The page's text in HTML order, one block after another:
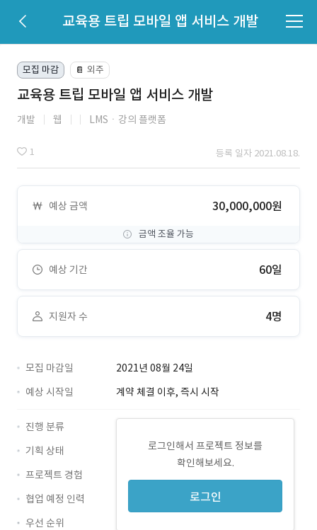
교육용 트립 모바일 앱 서비스 개발
모집 마감 📔 외주
교육용 트립 모바일 앱 서비스 개발
개발 웹 LMSㆍ강의 플랫폼
1 등록 일자 2021.08.18.
예상 금액 30,000,000원
금액 조율 가능
예상 기간 60일
지원자 수 4명
모집 마감일
2021년 08월 24일
예상 시작일
계약 체결 이후, 즉시 시작
로그인해서 프로젝트 정보를
확인해보세요.
로그인
진행 분류
기획 상태
프로젝트 경험
협업 예정 인력
우선 순위